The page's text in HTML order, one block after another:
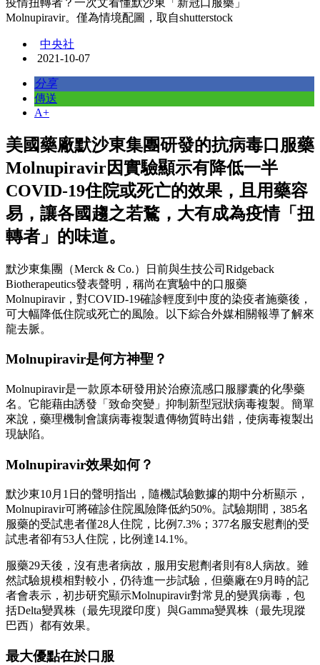
Molnupiravir。僅為情境配圖，取自shutterstock
中央社
2021-10-07
分享
傳送
A+
美國藥廠默沙東集團研發的抗病毒口服藥
Molnupiravir因實驗顯示有降低一半
COVID-19住院或死亡的效果，且用藥容
易，讓各國趨之若鶩，大有成為疫情「扭
轉者」的味道。
默沙東集團（Merck & Co.）日前與生技公司Ridgeback
Biotherapeutics發表聲明，稱尚在實驗中的口服藥
Molnupiravir，對COVID-19確診輕度到中度的染疫者施藥後，
可大幅降低住院或死亡的風險。以下綜合外媒相關報導了解來
龍去脈。
Molnupiravir是何方神聖？
Molnupiravir是一款原本研發用於治療流感口服膠囊的化學藥
名。它能藉由誘發「致命突變」抑制新型冠狀病毒複製。簡單
來說，藥理機制會讓病毒複製遺傳物質時出錯，使病毒複製出
現缺陷。
Molnupiravir效果如何？
默沙東10月1日的聲明指出，隨機試驗數據的期中分析顯示，
Molnupiravir可將確診住院風險降低約50%。試驗期間，385名
服藥的受試患者僅28人住院，比例7.3%；377名服安慰劑的受
試患者卻有53人住院，比例達14.1%。
服藥29天後，沒有患者病故，服用安慰劑者則有8人病故。雖
然試驗規模相對較小，仍待進一步試驗，但藥廠在9月時的記
者會表示，初步研究顯示Molnupiravir對常見的變異病毒，包
括Delta變異株（最先現蹤印度）與Gamma變異株（最先現蹤
巴西）都有效果。
最大優點在於口服